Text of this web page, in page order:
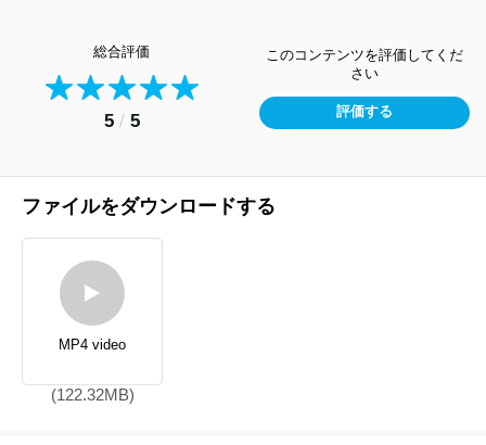
総合評価
5/ 5
このコンテンツを評価してくだ
さい
評価する
ファイルをダウンロードする
MP4 video
(122.32MB)